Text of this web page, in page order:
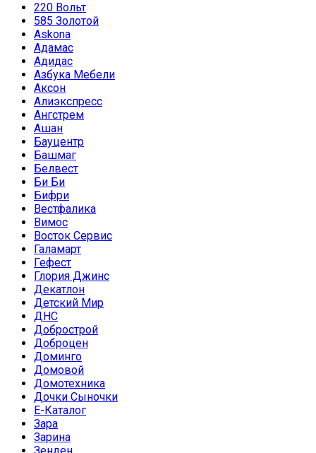
220 Вольт
585 Золотой
Askona
Адамас
Адидас
Азбука Мебели
Аксон
Алиэкспресс
Ангстрем
Ашан
Бауцентр
Башмаг
Белвест
Би Би
Бифри
Вестфалика
Вимос
Восток Сервис
Галамарт
Гефест
Глория Джинс
Декатлон
Детский Мир
ДНС
Добрострой
Доброцен
Доминго
Домовой
Домотехника
Дочки Сыночки
Е-Каталог
Зара
Зарина